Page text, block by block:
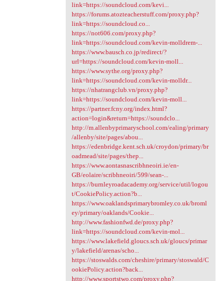
link=https://soundcloud.com/kevi...
https://forums.atozteacherstuff.com/proxy.php?
link=https://soundcloud.co...
https://not606.com/proxy.php?
link=https://soundcloud.com/kevin-molldrem-...
https://www.bausch.co.jp/redirect/?
url=https://soundcloud.com/kevin-moll...
https://www.sythe.org/proxy.php?
link=https://soundcloud.com/kevin-molldr...
https://nhatrangclub.vn/proxy.php?
link=https://soundcloud.com/kevin-moll...
https://partner.fcny.org/index.html?
action=login&return=https://soundclo...
http://m.allenbyprimaryschool.com/ealing/primary
/allenby/site/pages/abou...
https://edenbridge.kent.sch.uk/croydon/primary/br
oadmead/site/pages/thep...
https://www.aontasnascribhneoiri.ie/en-
GB/eolaire/scribhneoiri/599/sean-...
https://burnleyroadacademy.org/service/util/logou
t/CookiePolicy.action?b...
https://www.oaklandsprimarybromley.co.uk/broml
ey/primary/oaklands/Cookie...
http://www.fashionfwd.de/proxy.php?
link=https://soundcloud.com/kevin-mol...
https://www.lakefield.gloucs.sch.uk/gloucs/primar
y/lakefield/arenas/scho...
https://stoswalds.com/cheshire/primary/stoswald/C
ookiePolicy.action?back...
http://www.sportstwo.com/proxy.php?